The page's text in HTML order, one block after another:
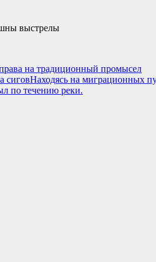
выстрелы
на традиционный промысел
сиговНаходясь на миграционных
по течению реки.